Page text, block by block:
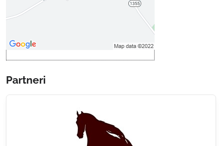
Povoliť a zapamätať - súhlas s
Partneri